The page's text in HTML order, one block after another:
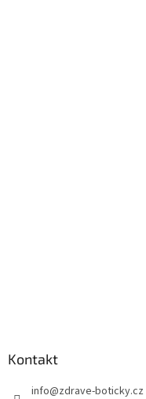
Kontakt
info@zdrave-boticky.cz